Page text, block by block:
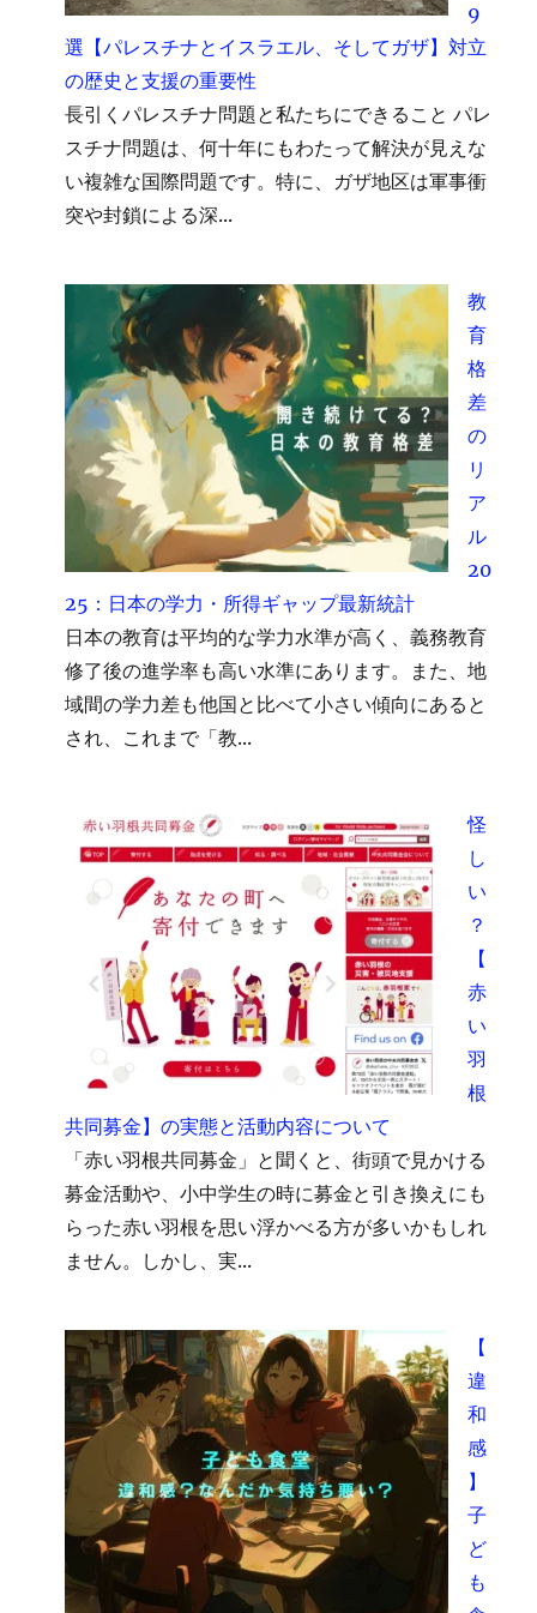
9
選【パレスチナとイスラエル、そしてガザ】対立
の歴史と支援の重要性
長引くパレスチナ問題と私たちにできること パレ
スチナ問題は、何十年にもわたって解決が見えな
い複雑な国際問題です。特に、ガザ地区は軍事衝
突や封鎖による深...
教
育
格
差
の
リ
ア
ル
20
25：日本の学力・所得ギャップ最新統計
日本の教育は平均的な学力水準が高く、義務教育
修了後の進学率も高い水準にあります。また、地
域間の学力差も他国と比べて小さい傾向にあると
され、これまで「教...
怪
し
い
？
【
赤
い
羽
根
共同募金】の実態と活動内容について
「赤い羽根共同募金」と聞くと、街頭で見かける
募金活動や、小中学生の時に募金と引き換えにも
らった赤い羽根を思い浮かべる方が多いかもしれ
ません。しかし、実...
【
違
和
感
】
子
ど
も